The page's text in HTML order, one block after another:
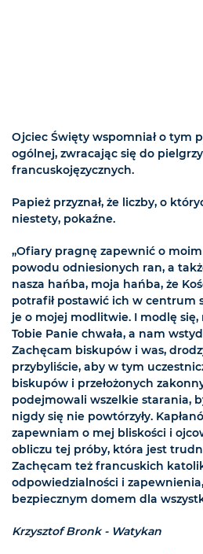
Ojciec Święty wspomniał o tym
ogólnej, zwracając się do
francuskojęzycznych.
Papież przyznał, że liczby, o
niestety, pokaźne.
„Ofiary pragnę zapewnić o
powodu odniesionych ran, a
nasza hańba, moja hańba, że
potrafił postawić ich w centrum
je o mojej modlitwie. I modlę się,
Tobie Panie chwała, a nam
Zachęcam biskupów i was,
przybyliście, aby w tym
biskupów i przełożonych
podejmowali wszelkie starania,
nigdy się nie powtórzyły.
zapewniam o mej bliskości i
obliczu tej próby, która jest
Zachęcam też francuskich
odpowiedzialności i zapewnienia,
bezpiecznym domem dla
Krzysztof Bronk - Watykan